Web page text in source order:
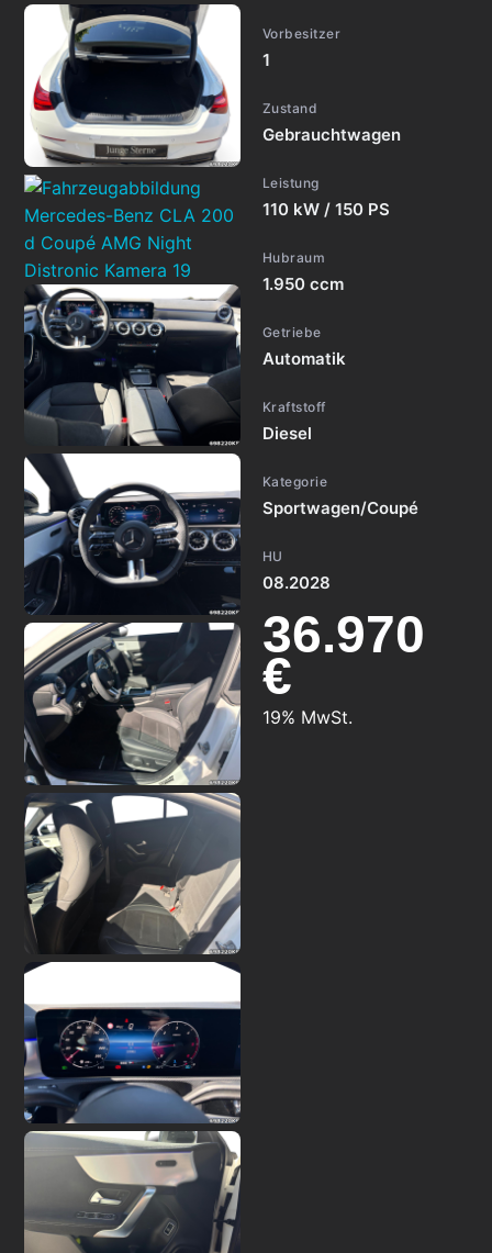
Vorbesitzer
1
Zustand
Gebrauchtwagen
Leistung
110 kW / 150 PS
Hubraum
1.950 ccm
Getriebe
Automatik
Kraftstoff
Diesel
Kategorie
Sportwagen/Coupé
HU
08.2028
36.970
€
19% MwSt.